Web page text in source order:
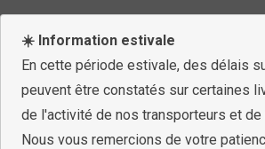
☀️ Information estivale
En cette période estivale, des délais
peuvent être constatés sur certaines
de l'activité de nos transporteurs et
Nous vous remercions de votre